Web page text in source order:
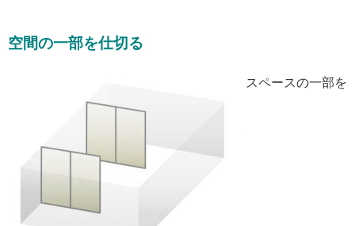
空間の一部を仕切る
スペースの一部を